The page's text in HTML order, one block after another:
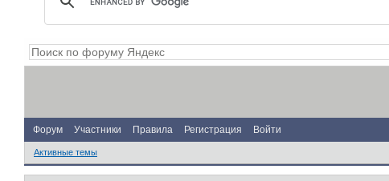
Форум Участники Правила Регистрация Войти
Активные темы